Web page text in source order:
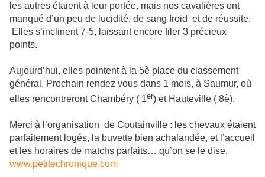
les autres étaient à leur portée, mais nos cavalières ont
manqué d’un peu de lucidité, de sang froid et de réussite.
Elles s’inclinent 7-5, laissant encore filer 3 précieux
points.
Aujourd’hui, elles pointent à la 5è place du classement
général. Prochain rendez vous dans 1 mois, à Saumur, où
elles rencontreront Chambéry ( 1er) et Hauteville ( 8è).
Merci à l’organisation de Coutainville : les chevaux étaient
parfaitement logés, la buvette bien achalandée, et l’accueil
et les horaires de matchs parfaits… qu’on se le dise.
www.petitechronique.com